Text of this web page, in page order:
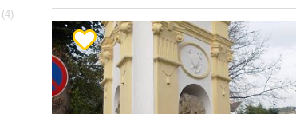
(4)